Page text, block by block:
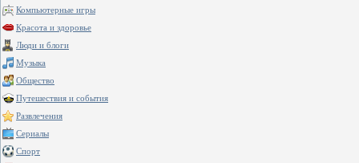
Компьютерные игры
Красота и здоровье
Люди и блоги
Музыка
Общество
Путешествия и события
Развлечения
Сериалы
Спорт